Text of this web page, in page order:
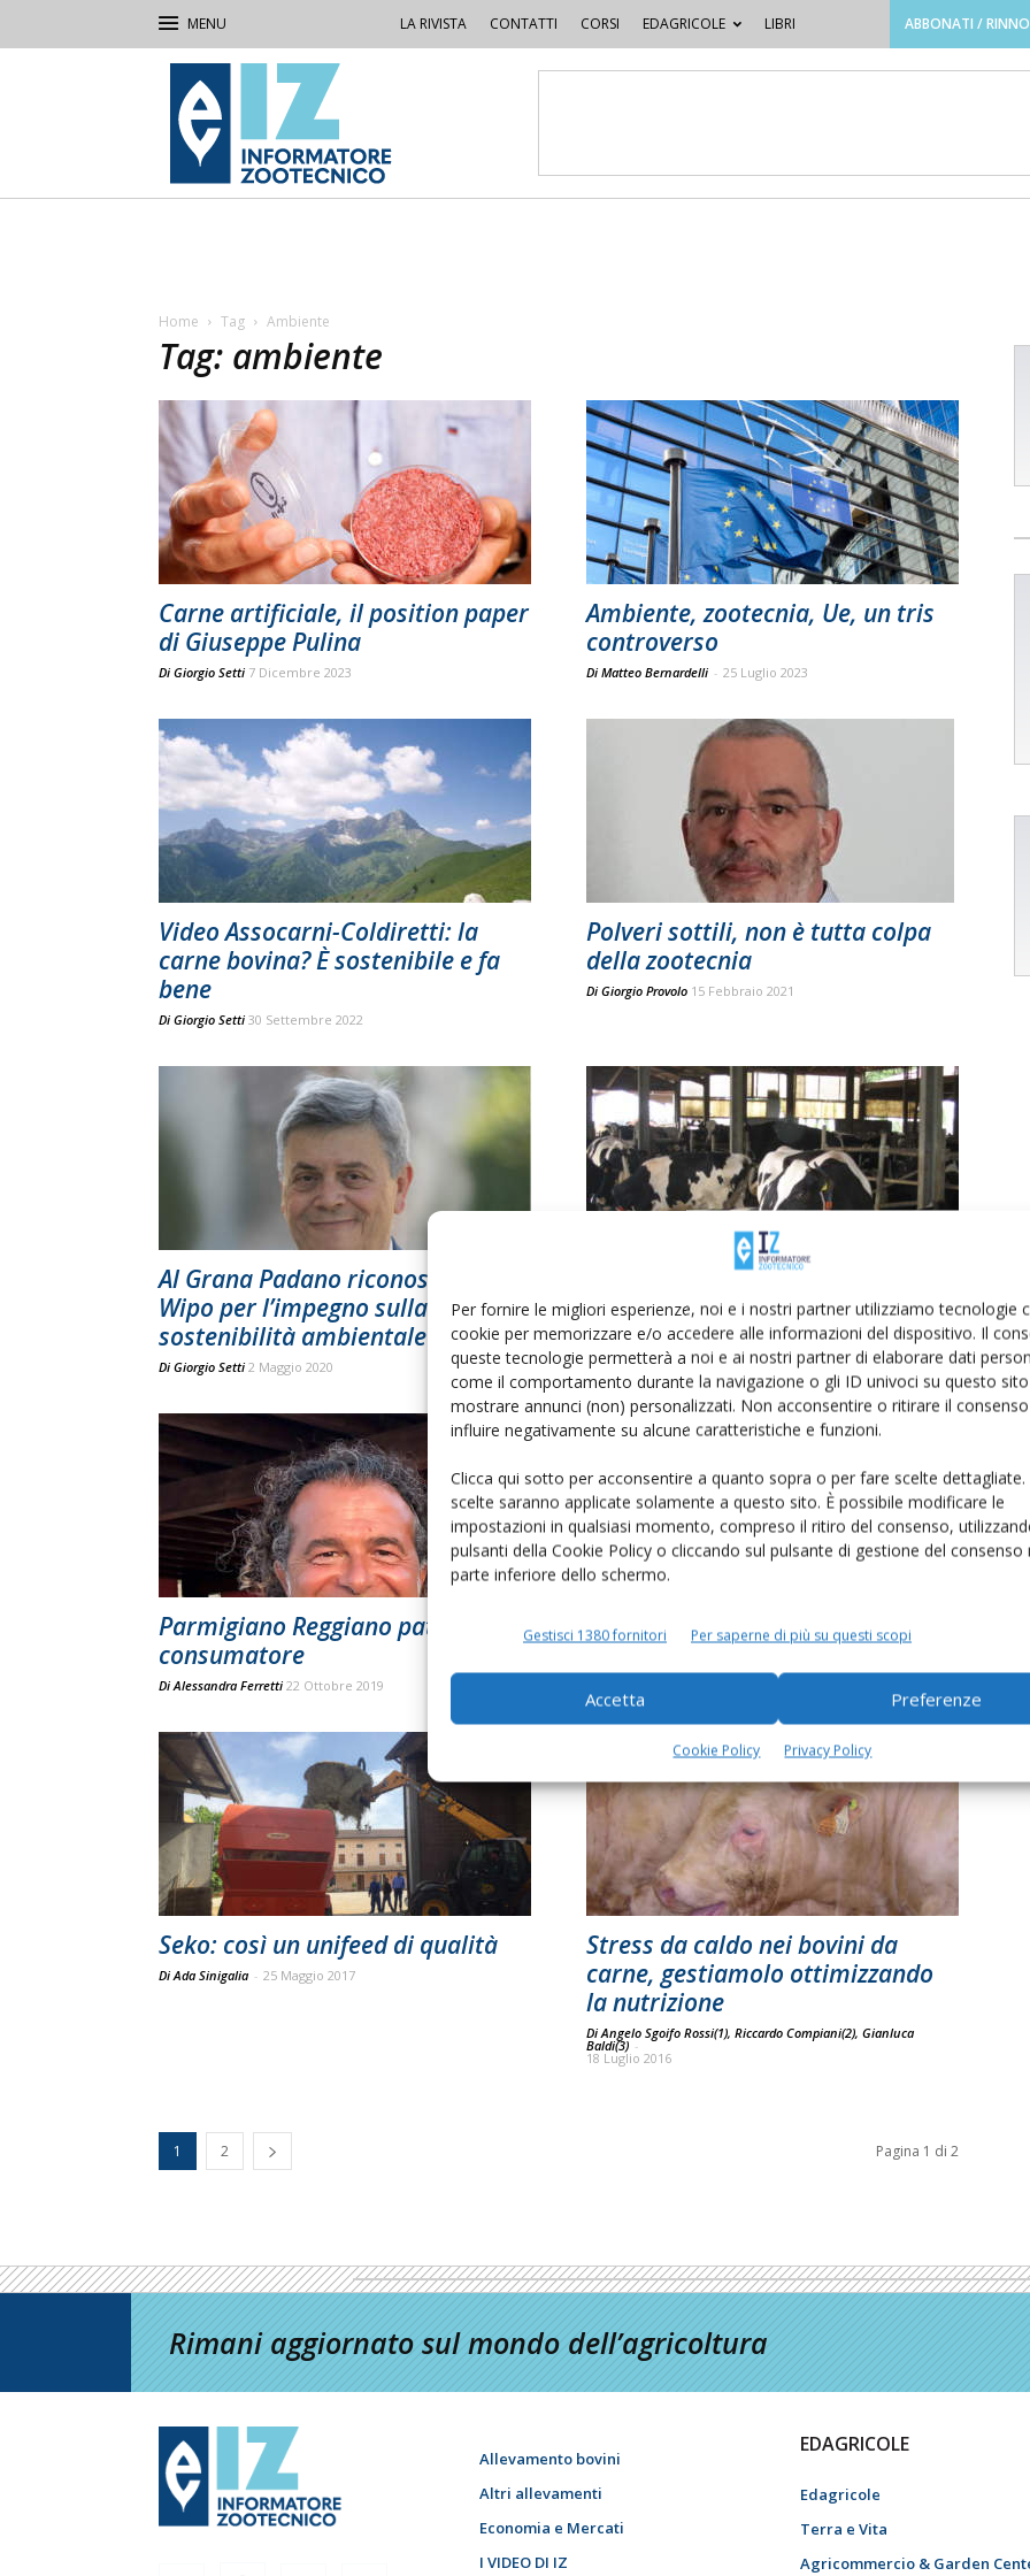
Per fornire le migliori esperienze, noi e i nostri partner utilizziamo tecnologie
cookie per memorizzare e/o accedere alle informazioni del dispositivo. Il
queste tecnologie permetterà a noi e ai nostri partner di elaborare dati
come il comportamento durante la navigazione o gli ID univoci su questo
mostrare annunci (non) personalizzati. Non acconsentire o ritirare il
influire negativamente su alcune caratteristiche e funzioni.
Clicca qui sotto per acconsentire a quanto sopra o per fare scelte dettagliate.
scelte saranno applicate solamente a questo sito. È possibile modificare le
impostazioni in qualsiasi momento, compreso il ritiro del consenso,
pulsanti della Cookie Policy o cliccando sul pulsante di gestione del consenso
parte inferiore dello schermo.
Gestisci 1380 fornitori Per saperne di più su questi scopi
Accetta Preferenze
Cookie Policy Privacy Policy
LA RIVISTA CONTATTI CORSI EDAGRICOLE LIBRI ABBONATI /
IZ
Informatore
Zootecnico
Home Tag Ambiente
Tag: ambiente
Carne artificiale, il position paper
di Giuseppe Pulina
Di Giorgio Setti 7 Dicembre 2023
Ambiente, zootecnia, Ue, un tris
controverso
Di Matteo Bernardelli - 25 Luglio 2023
Video Assocarni-Coldiretti: la
carne bovina? È sostenibile e fa
bene
Di Giorgio Setti 30 Settembre 2022
Polveri sottili, non è tutta colpa
della zootecnia
Di Giorgio Provolo 15 Febbraio 2021
Al Grana Padano riconoscimento
Wipo per l’impegno sulla
sostenibilità ambientale
Di Giorgio Setti 2 Maggio 2020
Ma la sostenibilità non è soltanto
ambientale
DiIldebrando Bonacini 18 Novembre 2019
Parmigiano Reggiano patto con il
consumatore
DiAlessandra Ferretti 22 Ottobre 2019
Ambiente, agricoltura,
allevamento, quale futuro
Seko: così un unifeed di qualità
Di Ada Sinigalia - 25 Maggio 2017
Stress da caldo nei bovini da
carne, gestiamolo ottimizzando
la nutrizione
Di Angelo Sgoifo Rossi(1), Riccardo Compiani(2), Gianluca
Baldi(3) -
18 Luglio 2016
1 2 Pagina 1 di 2
Rimani aggiornato sul mondo dell’agricoltura
Allevamento bovini
Altri allevamenti
Economia e Mercati
I VIDEO DI IZ
EDAGRICOLE
Edagricole
Terra e Vita
Agricommercio & Garden